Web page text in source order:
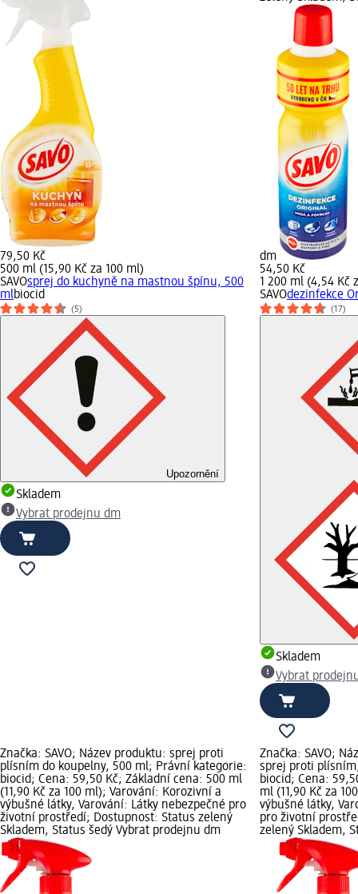
79,50 Kč
500 ml (15,90 Kč za 100 ml)
SAVOsprej do kuchyně na mastnou špínu, 500
mlbiocid
(5)
Upozornění
Skladem
Vybrat prodejnu dm
dm
54,50 Kč
1 200 ml (4,54 Kč
SAVOdezinfekce
(17)
Skladem
Vybrat
Značka: SAVO; Název produktu: sprej proti
plísním do koupelny, 500 ml; Právní kategorie:
biocid; Cena: 59,50 Kč; Základní cena: 500 ml
(11,90 Kč za 100 ml); Varování: Korozivní a
výbušné látky, Varování: Látky nebezpečné pro
životní prostředí; Dostupnost: Status zelený
Skladem, Status šedý Vybrat prodejnu dm
Značka: SAVO;
sprej proti
biocid; Cena:
ml (11,90 Kč za
výbušné látky,
pro životní
zelený Skladem,